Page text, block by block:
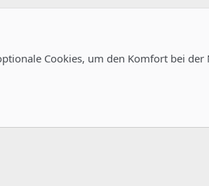
Cookies, um den Komfort bei der